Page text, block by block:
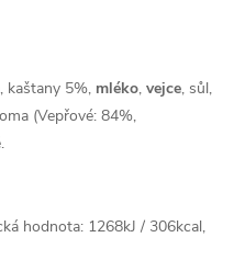
kaštany 5%, mléko, vejce, sůl,
(Vepřové: 84%,
hodnota: 1268kJ / 306kcal,